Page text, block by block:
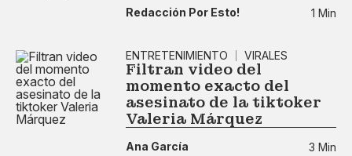
Redacción Por Esto! 1 Min
ENTRETENIMIENTO VIRALES
Filtran video del
momento exacto del
asesinato de la tiktoker
Valeria Márquez
Ana García
3 Min